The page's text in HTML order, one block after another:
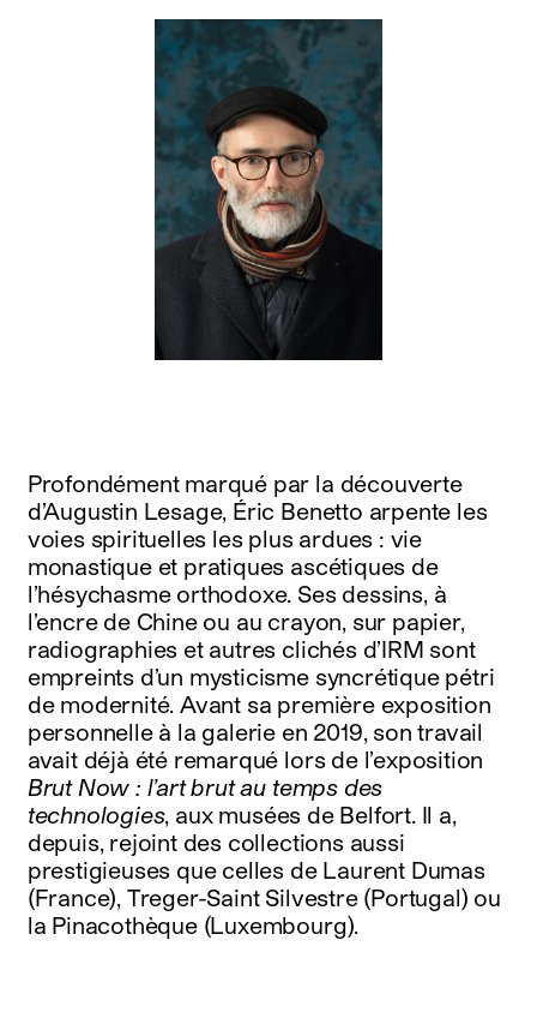
Profondément marqué par la découverte
d’Augustin Lesage, Éric Benetto arpente les
voies spirituelles les plus ardues : vie
monastique et pratiques ascétiques de
l’hésychasme orthodoxe. Ses dessins, à
l’encre de Chine ou au crayon, sur papier,
radiographies et autres clichés d’IRM sont
empreints d’un mysticisme syncrétique pétri
de modernité. Avant sa première exposition
personnelle à la galerie en 2019, son travail
avait déjà été remarqué lors de l’exposition
Brut Now : l’art brut au temps des
technologies, aux musées de Belfort. Il a,
depuis, rejoint des collections aussi
prestigieuses que celles de Laurent Dumas
(France), Treger-Saint Silvestre (Portugal) ou
la Pinacothèque (Luxembourg).